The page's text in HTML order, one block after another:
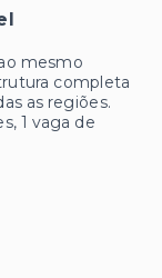
mesmo
completa
as regiões.
1 vaga de